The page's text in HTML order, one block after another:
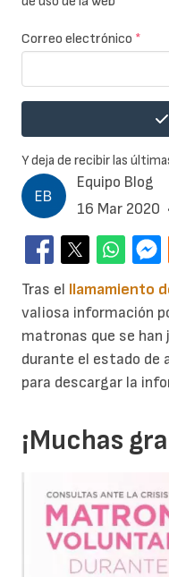
Equipo Blog
16 Mar 2020
Tras el llamamiento
valiosa información
matronas que se
durante el estado de
para descargar la
¡Muchas
Correo electrónico *
Y deja de recibir las